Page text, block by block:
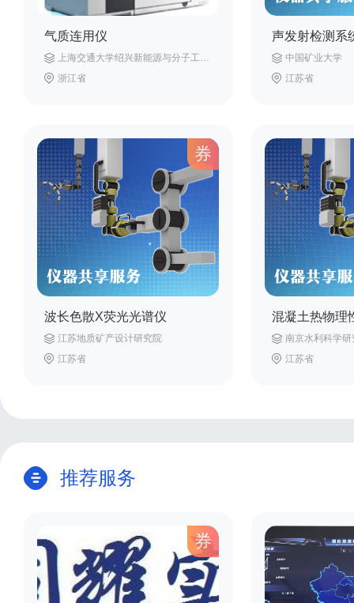
气质连用仪
上海交通大学绍兴新能源与分子工程研究院
浙江省
声发射检测系
中国矿业大学
江苏省
券
波长色散X荧光光谱仪
江苏地质矿产设计研究院
江苏省
混凝土热物理
南京水利科学研
江苏省
推荐服务
券